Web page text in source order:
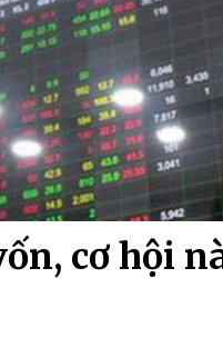
cơ hội